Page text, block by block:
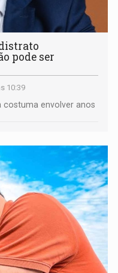
distrato
pode ser
10:39
envolver anos